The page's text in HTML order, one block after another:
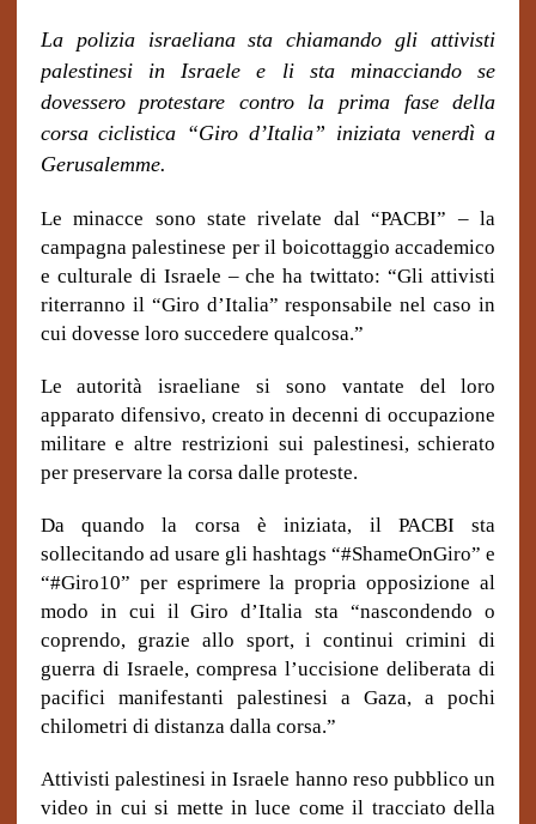
La polizia israeliana sta chiamando gli attivisti
palestinesi in Israele e li sta minacciando se
dovessero protestare contro la prima fase della
corsa ciclistica “Giro d’Italia” iniziata venerdì a
Gerusalemme.
Le minacce sono state rivelate dal “PACBI” – la
campagna palestinese per il boicottaggio accademico
e culturale di Israele – che ha twittato: “Gli attivisti
riterranno il “Giro d’Italia” responsabile nel caso in
cui dovesse loro succedere qualcosa.”
Le autorità israeliane si sono vantate del loro
apparato difensivo, creato in decenni di occupazione
militare e altre restrizioni sui palestinesi, schierato
per preservare la corsa dalle proteste.
Da quando la corsa è iniziata, il PACBI sta
sollecitando ad usare gli hashtags “#ShameOnGiro” e
“#Giro10” per esprimere la propria opposizione al
modo in cui il Giro d’Italia sta “nascondendo o
coprendo, grazie allo sport, i continui crimini di
guerra di Israele, compresa l’uccisione deliberata di
pacifici manifestanti palestinesi a Gaza, a pochi
chilometri di distanza dalla corsa.”
Attivisti palestinesi in Israele hanno reso pubblico un
video in cui si mette in luce come il tracciato della